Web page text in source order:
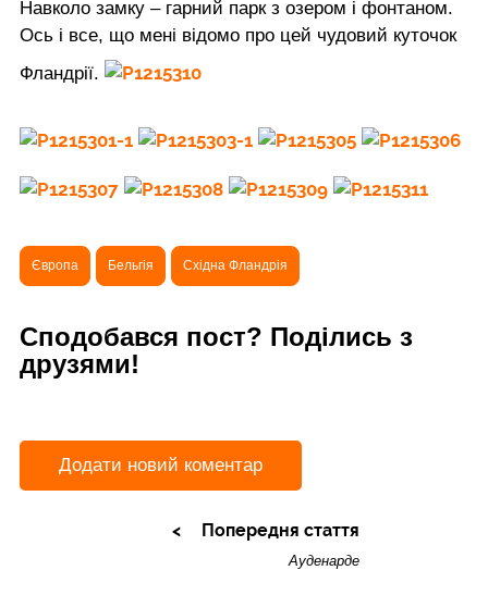
Навколо замку – гарний парк з озером і фонтаном.
Ось і все, що мені відомо про цей чудовий куточок
Фландрії.
Європа Бельгія Східна Фландрія
Сподобався пост? Поділись з
друзями!
Додати новий коментар
Попередня стаття
Ауденарде